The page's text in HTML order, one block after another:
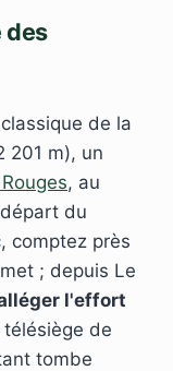
des
de la
201 m), un
, au
du
comptez près
; depuis Le
l'effort
de
tombe